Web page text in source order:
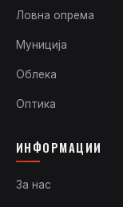
Ловна опрема
Муниција
Облека
Оптика
ИНФОРМАЦИИ
За нас